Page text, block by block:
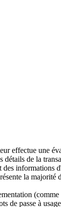
effectue une
de la
informations
la
(comme
passe à